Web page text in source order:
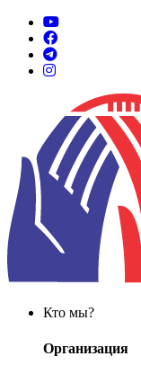
Кто мы?
Организация